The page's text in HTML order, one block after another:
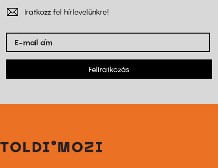
Iratkozz fel hírlevelünkre!
Feliratkozás